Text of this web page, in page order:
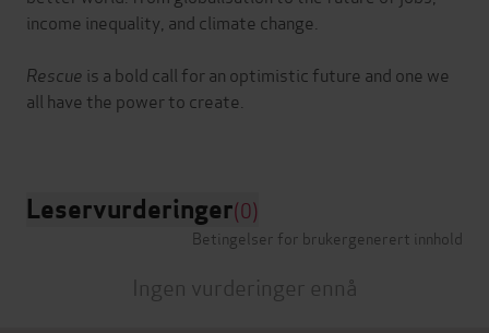
income inequality, and climate change.
Rescue is a bold call for an optimistic future and one we
all have the power to create.
Leservurderinger(0)
Betingelser for brukergenerert innhold
Ingen vurderinger ennå